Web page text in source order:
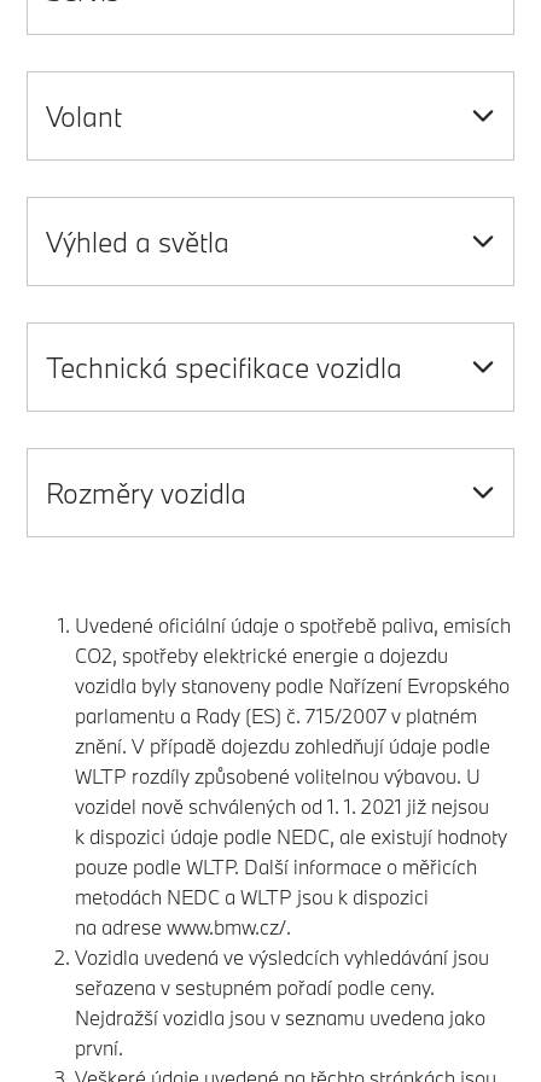
Volant
Výhled a světla
Technická specifikace vozidla
Rozměry vozidla
Uvedené oficiální údaje o spotřebě paliva, emisích
CO2, spotřeby elektrické energie a dojezdu
vozidla byly stanoveny podle Nařízení Evropského
parlamentu a Rady (ES) č. 715/2007 v platném
znění. V případě dojezdu zohledňují údaje podle
WLTP rozdíly způsobené volitelnou výbavou. U
vozidel nově schválených od 1. 1. 2021 již nejsou
k dispozici údaje podle NEDC, ale existují hodnoty
pouze podle WLTP. Další informace o měřicích
metodách NEDC a WLTP jsou k dispozici
na adresewww.bmw.cz/.
Vozidla uvedená ve výsledcích vyhledávání jsou
seřazena v sestupném pořadí podle ceny.
Nejdražší vozidla jsou v seznamu uvedena jako
první.